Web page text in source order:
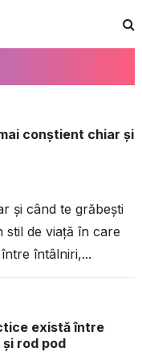
conștient chiar și
și când te grăbești
de viață în care
întâlniri,...
există între
rod pod